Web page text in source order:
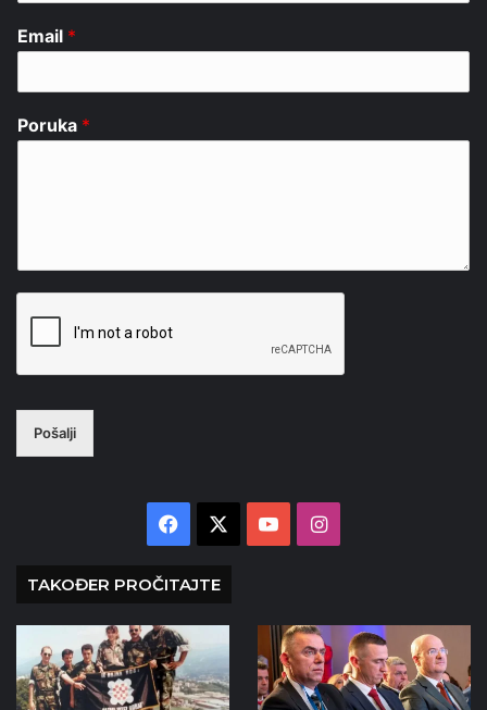
Email *
Poruka *
Pošalji
Facebook YouTubeInstagram
TAKOĐER PROČITAJTE